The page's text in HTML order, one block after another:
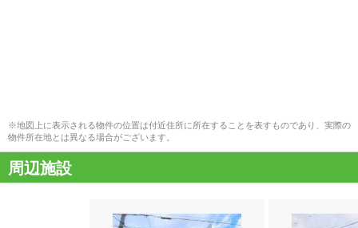
※地図上に表示される物件の位置は付近住所に所在することを表すものであり、実際の
物件所在地とは異なる場合がございます。
周辺施設